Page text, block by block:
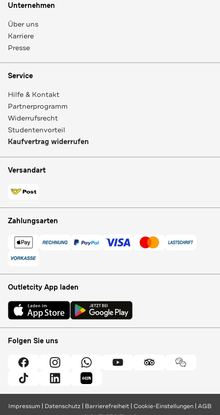
Unternehmen
Über uns
Karriere
Presse
Service
Hilfe & Kontakt
Partnerprogramm
Widerrufsrecht
Studentenvorteil
Kaufvertrag widerrufen
Versandart
Zahlungsarten
Outletcity App laden
Folgen Sie uns
Impressum Datenschutz Barrierefreiheit Cookie-Einstellungen AGB